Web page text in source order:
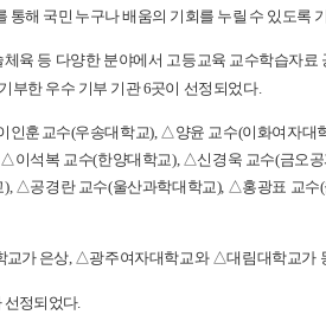
통해 국민 누구나 배움의 기회를 누릴 수 있도록
체육 등 다양한 분야에서 고등 교육 교수학습자료
부한 우수 기부 기관6곳이 선정되었다.
인훈 교수(우송대학교), △ 양윤 교수(이화여자대
△ 이석복 교수(한양대학교), △신경욱 교수(금오
), △공경란 교수(울산과학대학교), △홍광표 교수(
교가 은상, △광주여자대학교와 △대림대학교가
선정되었다.